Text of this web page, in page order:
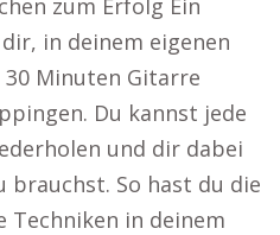
zum Erfolg Ein
in deinem eigenen
30 Minuten Gitarre
Du kannst jede
und dir dabei
brauchst. So hast du die
Techniken in deinem